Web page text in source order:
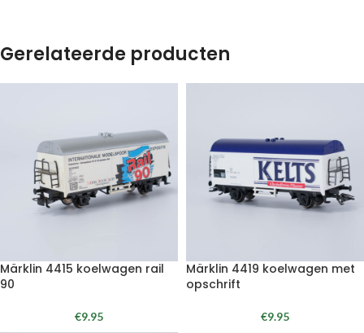
Gerelateerde producten
Märklin 4415 koelwagen rail
90
€9.95
Märklin 4419 koelwagen met
opschrift
€9.95